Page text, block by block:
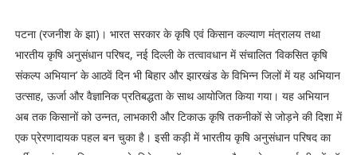
पटना (रजनीश के झा)। भारत सरकार के कृषि एवं किसान कल्याण मंत्रालय तथा
भारतीय कृषि अनुसंधान परिषद, नई दिल्ली के तत्वावधान में संचालित ‘विकसित कृषि
संकल्प अभियान’ के आठवें दिन भी बिहार और झारखंड के विभिन्न जिलों में यह अभियान
उत्साह, ऊर्जा और वैज्ञानिक प्रतिबद्धता के साथ आयोजित किया गया। यह अभियान
अब तक किसानों को उन्नत, लाभकारी और टिकाऊ कृषि तकनीकों से जोड़ने की दिशा में
एक प्रेरणादायक पहल बन चुका है। इसी कड़ी में भारतीय कृषि अनुसंधान परिषद का